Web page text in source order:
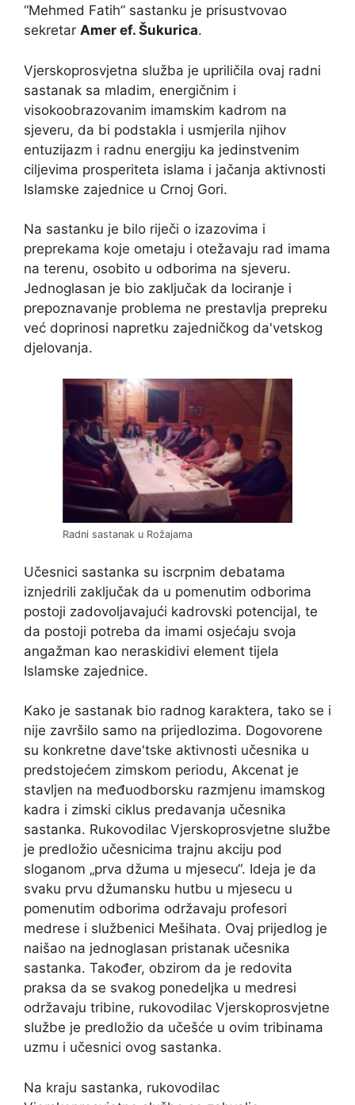
“Mehmed Fatih” sastanku je prisustvovao
sekretar Amer ef. Šukurica.
Vjerskoprosvjetna služba je upriličila ovaj radni
sastanak sa mladim, energičnim i
visokoobrazovanim imamskim kadrom na
sjeveru, da bi podstakla i usmjerila njihov
entuzijazm i radnu energiju ka jedinstvenim
ciljevima prosperiteta islama i jačanja aktivnosti
Islamske zajednice u Crnoj Gori.
Na sastanku je bilo riječi o izazovima i
preprekama koje ometaju i otežavaju rad imama
na terenu, osobito u odborima na sjeveru.
Jednoglasan je bio zaključak da lociranje i
prepoznavanje problema ne prestavlja prepreku
već doprinosi napretku zajedničkog da'vetskog
djelovanja.
Radni sastanak u Rožajama
Učesnici sastanka su iscrpnim debatama
iznjedrili zaključak da u pomenutim odborima
postoji zadovoljavajući kadrovski potencijal, te
da postoji potreba da imami osjećaju svoja
angažman kao neraskidivi element tijela
Islamske zajednice.
Kako je sastanak bio radnog karaktera, tako se i
nije završilo samo na prijedlozima. Dogovorene
su konkretne dave'tske aktivnosti učesnika u
predstojećem zimskom periodu, Akcenat je
stavljen na međuodborsku razmjenu imamskog
kadra i zimski ciklus predavanja učesnika
sastanka. Rukovodilac Vjerskoprosvjetne službe
je predložio učesnicima trajnu akciju pod
sloganom „prva džuma u mjesecu“. Ideja je da
svaku prvu džumansku hutbu u mjesecu u
pomenutim odborima održavaju profesori
medrese i službenici Mešihata. Ovaj prijedlog je
naišao na jednoglasan pristanak učesnika
sastanka. Također, obzirom da je redovita
praksa da se svakog ponedeljka u medresi
održavaju tribine, rukovodilac Vjerskoprosvjetne
službe je predložio da učešće u ovim tribinama
uzmu i učesnici ovog sastanka.
Na kraju sastanka, rukovodilac